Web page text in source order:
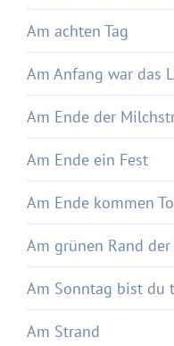
Am achten Tag
Am Anfang war das
Am Ende der
Am Ende ein Fest
Am Ende kommen
Am grünen Rand
Am Sonntag bist du
Am Strand